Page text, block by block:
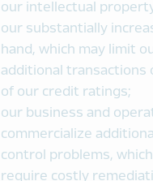
our intellectual
our substantially
hand, which may limit
additional transactions
of our credit ratings;
our business and
commercialize
control problems,
require costly